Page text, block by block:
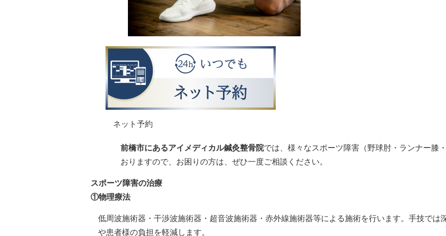
ネット予約
前橋市にあるアイメディカル鍼灸整骨院では、様々なスポーツ障害（野球肘・ランナー膝
おりますので、お困りの方は、ぜひ一度ご相談ください。
スポーツ障害の治療
①物理療法
低周波施術器・干渉波施術器・超音波施術器・赤外線施術器等による施術を行います。手技では
や患者様の負担を軽減します。